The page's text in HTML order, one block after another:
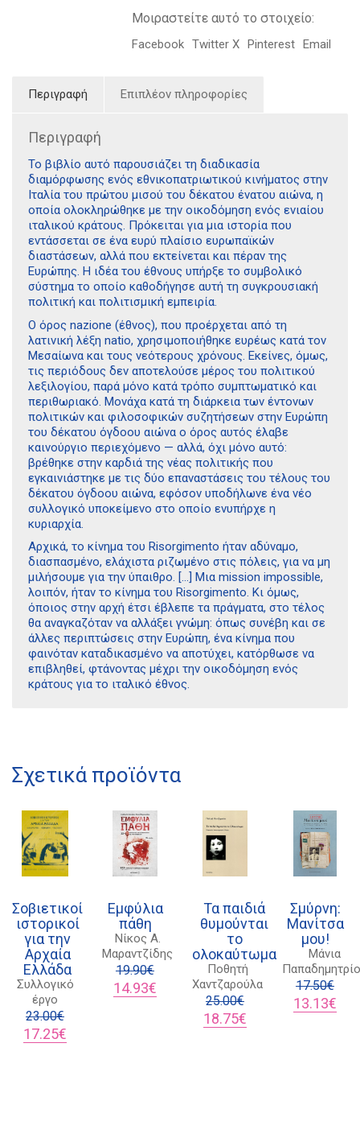
Μοιραστείτε αυτό το στοιχείο:
Facebook Twitter X Pinterest Email
Περιγραφή Επιπλέον πληροφορίες
Περιγραφή
Το βιβλίο αυτό παρουσιάζει τη διαδικασία
διαμόρφωσης ενός εθνικοπατριωτικού κινήματος στην
Ιταλία του πρώτου μισού του δέκατου ένατου αιώνα, η
οποία ολοκληρώθηκε με την οικοδόμηση ενός ενιαίου
ιταλικού κράτους. Πρόκειται για μια ιστορία που
εντάσσεται σε ένα ευρύ πλαίσιο ευρωπαϊκών
διαστάσεων, αλλά που εκτείνεται και πέραν της
Ευρώπης. Η ιδέα του έθνους υπήρξε το συμβολικό
σύστημα το οποίο καθοδήγησε αυτή τη συγκρουσιακή
πολιτική και πολιτισμική εμπειρία.
Ο όρος nazione (έθνος), που προέρχεται από τη
λατινική λέξη natio, χρησιμοποιήθηκε ευρέως κατά τον
Μεσαίωνα και τους νεότερους χρόνους. Εκείνες, όμως,
τις περιόδους δεν αποτελούσε μέρος του πολιτικού
λεξιλογίου, παρά μόνο κατά τρόπο συμπτωματικό και
περιθωριακό. Μονάχα κατά τη διάρκεια των έντονων
πολιτικών και φιλοσοφικών συζητήσεων στην Ευρώπη
του δέκατου όγδοου αιώνα ο όρος αυτός έλαβε
καινούργιο περιεχόμενο — αλλά, όχι μόνο αυτό:
βρέθηκε στην καρδιά της νέας πολιτικής που
εγκαινιάστηκε με τις δύο επαναστάσεις του τέλους του
δέκατου όγδοου αιώνα, εφόσον υποδήλωνε ένα νέο
συλλογικό υποκείμενο στο οποίο ενυπήρχε η
κυριαρχία.
Αρχικά, το κίνημα του Risorgimento ήταν αδύναμο,
διασπασμένο, ελάχιστα ριζωμένο στις πόλεις, για να μη
μιλήσουμε για την ύπαιθρο. […] Μια mission impossible,
λοιπόν, ήταν το κίνημα του Risorgimento. Κι όμως,
όποιος στην αρχή έτσι έβλεπε τα πράγματα, στο τέλος
θα αναγκαζόταν να αλλάξει γνώμη: όπως συνέβη και σε
άλλες περιπτώσεις στην Ευρώπη, ένα κίνημα που
φαινόταν καταδικασμένο να αποτύχει, κατόρθωσε να
επιβληθεί, φτάνοντας μέχρι την οικοδόμηση ενός
κράτους για το ιταλικό έθνος.
Σχετικά προϊόντα
Σοβιετικοί
ιστορικοί
για την
Αρχαία
Ελλάδα
Συλλογικό
έργο
23.00€
Original
price
17.25€
τρέχουσα
Εμφύλια
πάθη
Νίκος Α.
Μαραντζίδης
19.90€
Original
price
14.93€
τρέχουσα
Τα παιδιά
θυμούνται
το
ολοκαύτωμα
Ποθητή
Χαντζαρούλα
25.00€
Original
price
18.75€
τρέχουσα
Σμύρνη:
Μανίτσα
μου!
Μάνια
17.50€
Original
price
13.13€
21 1750 8340
kombrai.bs@gmail.com
Πολιτική επιστροφών
Τρόποι Πληρωμής
Όροι χρήσης
Αποστολές